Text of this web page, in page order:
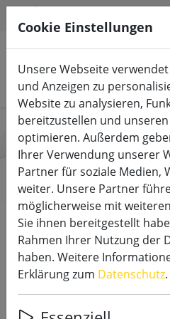
Produkte suchen
SmartCandle
Start Marken
DIREKT ZU DEN
Cookie Einstellungen
Unsere Webseite
und Anzeigen zu
Website zu analysieren,
bereitzustellen und unseren
optimieren. Außerdem
Ihrer Verwendung unserer
Partner für soziale Medien,
weiter. Unsere Partner
möglicherweise mit
Sie ihnen bereitgestellt
Rahmen Ihrer Nutzung der
haben. Weitere
Erklärung zum Datenschutz.